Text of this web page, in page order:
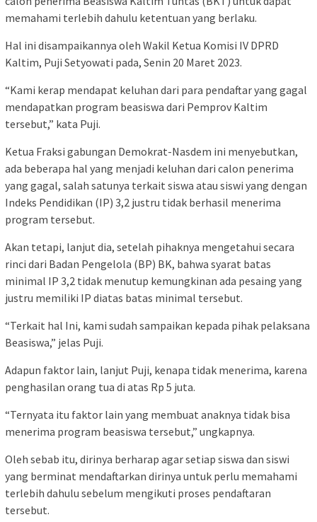
memahami terlebih dahulu ketentuan yang berlaku.
Hal ini disampaikannya oleh Wakil Ketua Komisi IV DPRD
Kaltim, Puji Setyowati pada, Senin 20 Maret 2023.
“Kami kerap mendapat keluhan dari para pendaftar yang gagal
mendapatkan program beasiswa dari Pemprov Kaltim
tersebut,” kata Puji.
Ketua Fraksi gabungan Demokrat-Nasdem ini menyebutkan,
ada beberapa hal yang menjadi keluhan dari calon penerima
yang gagal, salah satunya terkait siswa atau siswi yang dengan
Indeks Pendidikan (IP) 3,2 justru tidak berhasil menerima
program tersebut.
Akan tetapi, lanjut dia, setelah pihaknya mengetahui secara
rinci dari Badan Pengelola (BP) BK, bahwa syarat batas
minimal IP 3,2 tidak menutup kemungkinan ada pesaing yang
justru memiliki IP diatas batas minimal tersebut.
“Terkait hal Ini, kami sudah sampaikan kepada pihak pelaksana
Beasiswa,” jelas Puji.
Adapun faktor lain, lanjut Puji, kenapa tidak menerima, karena
penghasilan orang tua di atas Rp 5 juta.
“Ternyata itu faktor lain yang membuat anaknya tidak bisa
menerima program beasiswa tersebut,” ungkapnya.
Oleh sebab itu, dirinya berharap agar setiap siswa dan siswi
yang berminat mendaftarkan dirinya untuk perlu memahami
terlebih dahulu sebelum mengikuti proses pendaftaran
tersebut.